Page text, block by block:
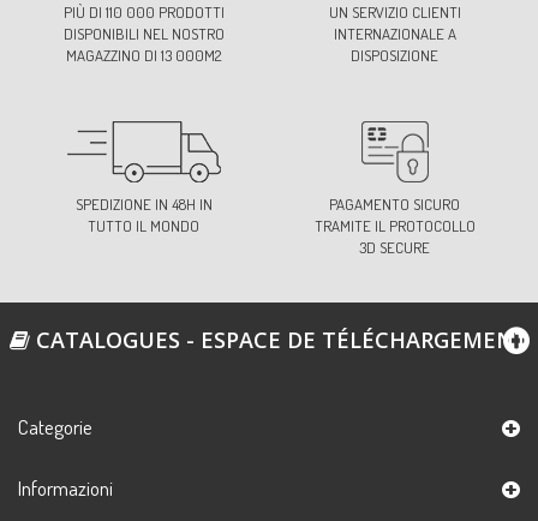
PIÙ DI 110 000 PRODOTTI
DISPONIBILI NEL NOSTRO
MAGAZZINO DI 13 000M2
UN SERVIZIO CLIENTI
INTERNAZIONALE A
DISPOSIZIONE
SPEDIZIONE IN 48H IN
TUTTO IL MONDO
PAGAMENTO SICURO
TRAMITE IL PROTOCOLLO
3D SECURE
CATALOGUES - ESPACE DE TÉLÉCHARGEMENT
Categorie
Informazioni